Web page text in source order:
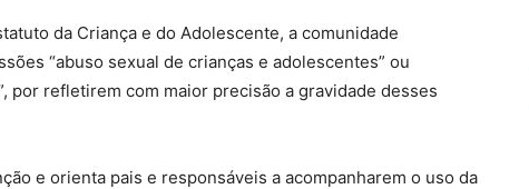
da Criança e do Adolescente, a comunidade
“abuso sexual de crianças e adolescentes” ou
por refletirem com maior precisão a gravidade desses
e orienta pais e responsáveis a acompanharem o uso da